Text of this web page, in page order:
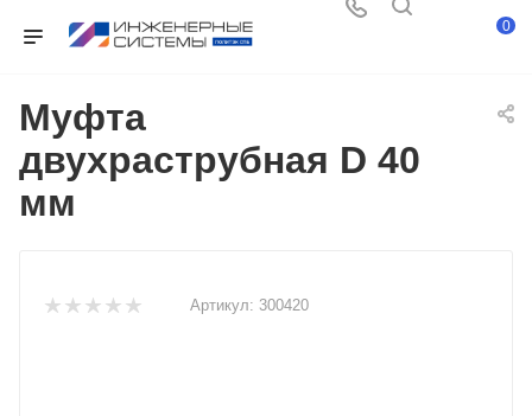
0
Муфта
двухраструбная D 40
мм
Артикул: 300420